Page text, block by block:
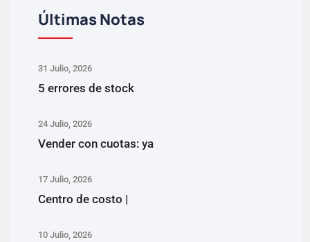
Últimas Notas
31 Julio, 2026
5 errores de stock
24 Julio, 2026
Vender con cuotas: ya
17 Julio, 2026
Centro de costo |
10 Julio, 2026